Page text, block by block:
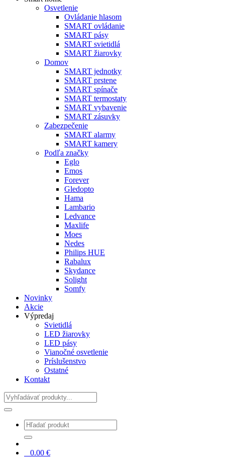
Osvetlenie
Ovládanie hlasom
SMART ovládanie
SMART pásy
SMART svietidlá
SMART žiarovky
Domov
SMART jednotky
SMART prstene
SMART spínače
SMART termostaty
SMART vybavenie
SMART zásuvky
Zabezpečenie
SMART alarmy
SMART kamery
Podľa značky
Eglo
Emos
Forever
Gledopto
Hama
Lambario
Ledvance
Maxlife
Moes
Nedes
Philips HUE
Rabalux
Skydance
Solight
Somfy
Novinky
Akcie
Výpredaj
Svietidlá
LED žiarovky
LED pásy
Vianočné osvetlenie
Príslušenstvo
Ostatné
Kontakt
Hladať
0.00 €